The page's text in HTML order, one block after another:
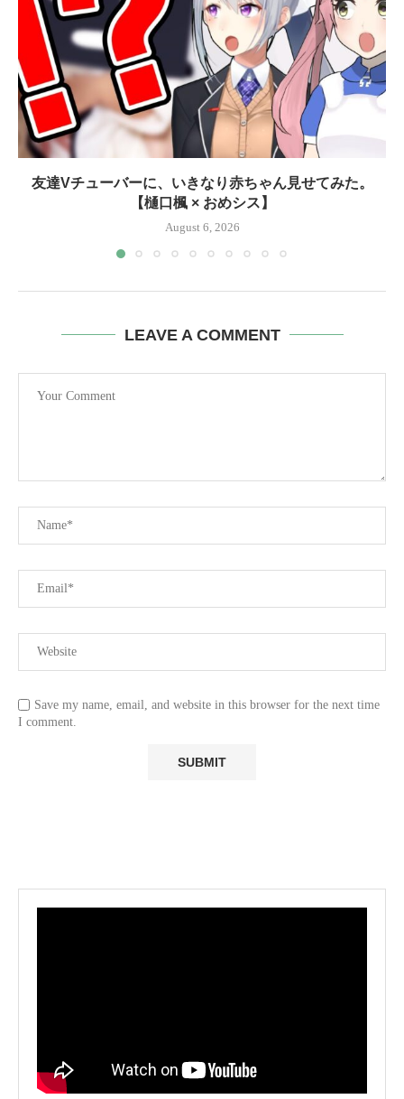
友達Vチューバーに、いきなり赤ちゃん見せてみた。
【樋口楓 × おめシス】
August 6, 2026
LEAVE A COMMENT
Save my name, email, and website in this browser for the next time
I comment.